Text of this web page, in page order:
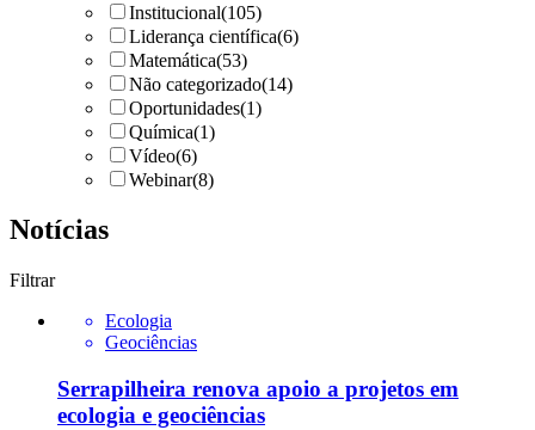
Institucional(105)
Liderança científica(6)
Matemática(53)
Não categorizado(14)
Oportunidades(1)
Química(1)
Vídeo(6)
Webinar(8)
Notícias
Filtrar
Ecologia
Geociências
Serrapilheira renova apoio a projetos em
ecologia e geociências